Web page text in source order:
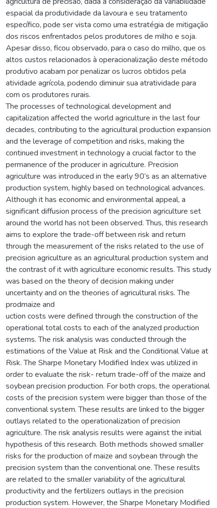
espacial da produtividade da lavoura e seu tratamento
específico, pode ser vista como uma estratégia de mitigação
dos riscos enfrentados pelos produtores de milho e soja.
Apesar disso, ficou observado, para o caso do milho, que os
altos custos relacionados à operacionalização deste método
produtivo acabam por penalizar os lucros obtidos pela
atividade agrícola, podendo diminuir sua atratividade para
com os produtores rurais.
The processes of technological development and
capitalization affected the world agriculture in the last four
decades, contributing to the agricultural production expansion
and the leverage of competition and risks, making the
continued investment in technology a crucial factor to the
permanence of the producer in agriculture. Precision
agriculture was introduced in the early 90’s as an alternative
production system, highly based on technological advances.
Although it has economic and environmental appeal, a
significant diffusion process of the precision agriculture set
around the world has not been observed. Thus, this research
aims to explore the trade-off between risk and return
through the measurement of the risks related to the use of
precision agriculture as an agricultural production system and
the contrast of it with agriculture economic results. This study
was based on the theory of decision making under
uncertainty and on the theories of agricultural risks. The
prodmaize and
uction costs were defined through the construction of the
operational total costs to each of the analyzed production
systems. The risk analysis was conducted through the
estimations of the Value at Risk and the Conditional Value at
Risk. The Sharpe Monetary Modified Index was utilized in
order to evaluate the risk- return trade-off of the maize and
soybean precision production. For both crops, the operational
costs of the precision system were bigger than those of the
conventional system. These results are linked to the bigger
outlays related to the operationalization of precision
agriculture. The risk analysis results were against the initial
hypothesis of this research. Both methods showed smaller
risks for the production of maize and soybean through the
precision system than the conventional one. These results
are related to the smaller variability of the agricultural
productivity and the fertilizers outlays in the precision
production system. However, the Sharpe Monetary Modified